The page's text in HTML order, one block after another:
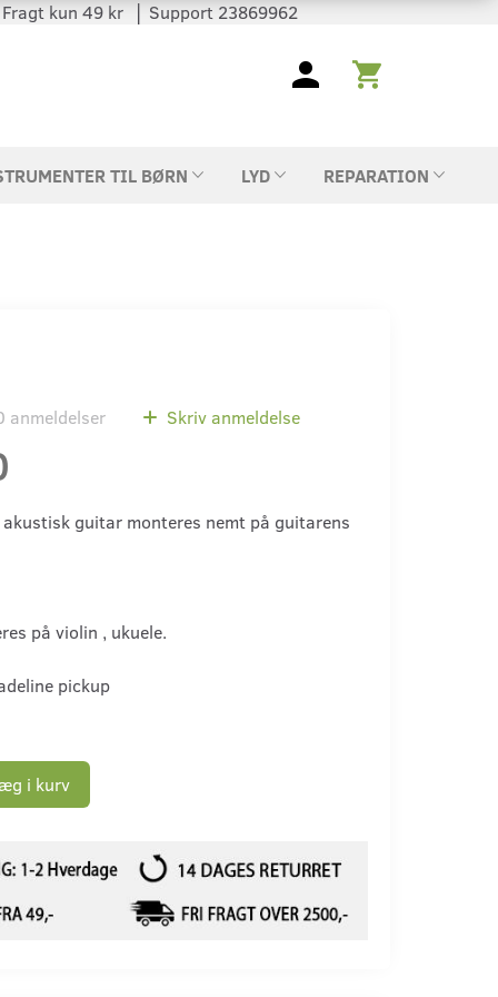
kun 49 kr │ Support 23869962
TIL BØRN LYD REPARATION
anmeldelser Skriv anmeldelse
guitar monteres nemt på guitarens
på violin , ukuele.
pickup
i kurv